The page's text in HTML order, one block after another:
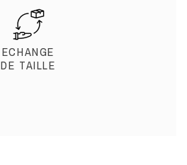
ECHANGE
DE TAILLE